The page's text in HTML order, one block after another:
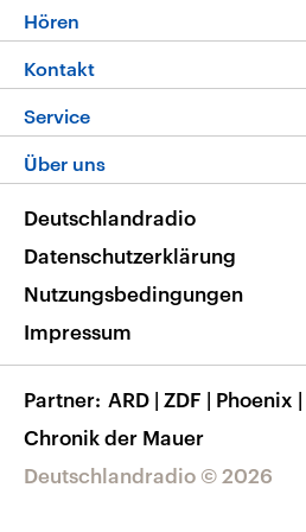
Programm
Die Nachrichten
Nachrichtenleicht
Neue Beiträge auf dlf.de
Hören
Livestream
Podcasts
Deutschlandfunk App
Nachrichten App
Frequenzen
Kontakt
Hörerservice
Service
FAQ
Veranstaltungen
Musikliste
RSS
Über uns
Barrierefreiheit
Deutschlandradio © 2026
Deutschlandradio
Datenschutzerklärung
Nutzungsbedingungen
Impressum
Partner ARD | ZDF | Phoenix |
Chronik der Mauer